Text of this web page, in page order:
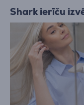
Shark ierīču